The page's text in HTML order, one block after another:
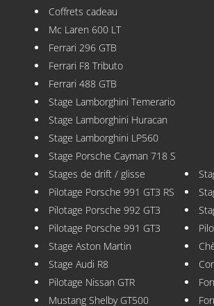
Coffrets cadeau
Mc Laren 600 LT
Ferrari 296 GTB
Ferrari F8 Tributo
Ferrari 488 GTB
Stage Lamborghini Temerario
Stage Lamborghini Huracan
Stage Lamborghini LP560
Stage Porsche Cayman 718 S
Stages de drift / glisse
Pilotage Porsche 991 GT3 RS
Pilotage Porsche 992 GT3
Pilotage Porsche 991 GT3
Stage Aston Martin
Stage Audi R8
Pilotage Nissan GTR
Mustang Shelby GT500